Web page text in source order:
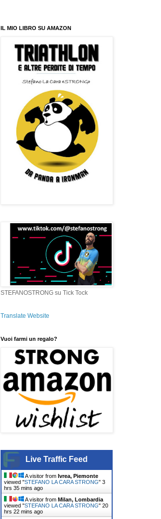
IL MIO LIBRO SU AMAZON
STEFANOSTRONG su Tick Tock
Translate Website
Vuoi farmi un regalo?
Live Traffic Feed
A visitor from Ivrea, Piemonte
viewed "STEFANO LA CARA STRONG" 3
hrs 35 mins ago
A visitor from Milan, Lombardia
viewed "STEFANO LA CARA STRONG" 20
hrs 22 mins ago